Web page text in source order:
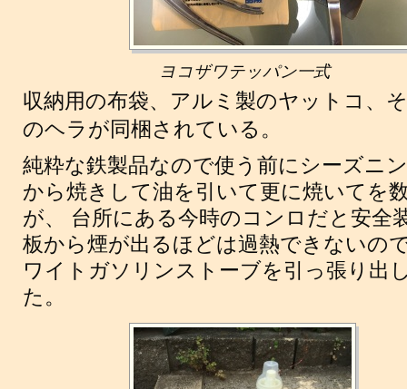
ヨコザワテッパン一式
収納用の布袋、アルミ製のヤットコ、
のヘラが同梱されている。
純粋な鉄製品なので使う前にシーズニ
から焼きして油を引いて更に焼いてを
が、 台所にある今時のコンロだと安全
板から煙が出るほどは過熱できないの
ワイトガソリンストーブを引っ張り出
た。